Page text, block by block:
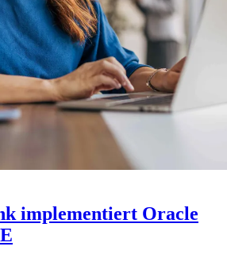
implementiert Oracle